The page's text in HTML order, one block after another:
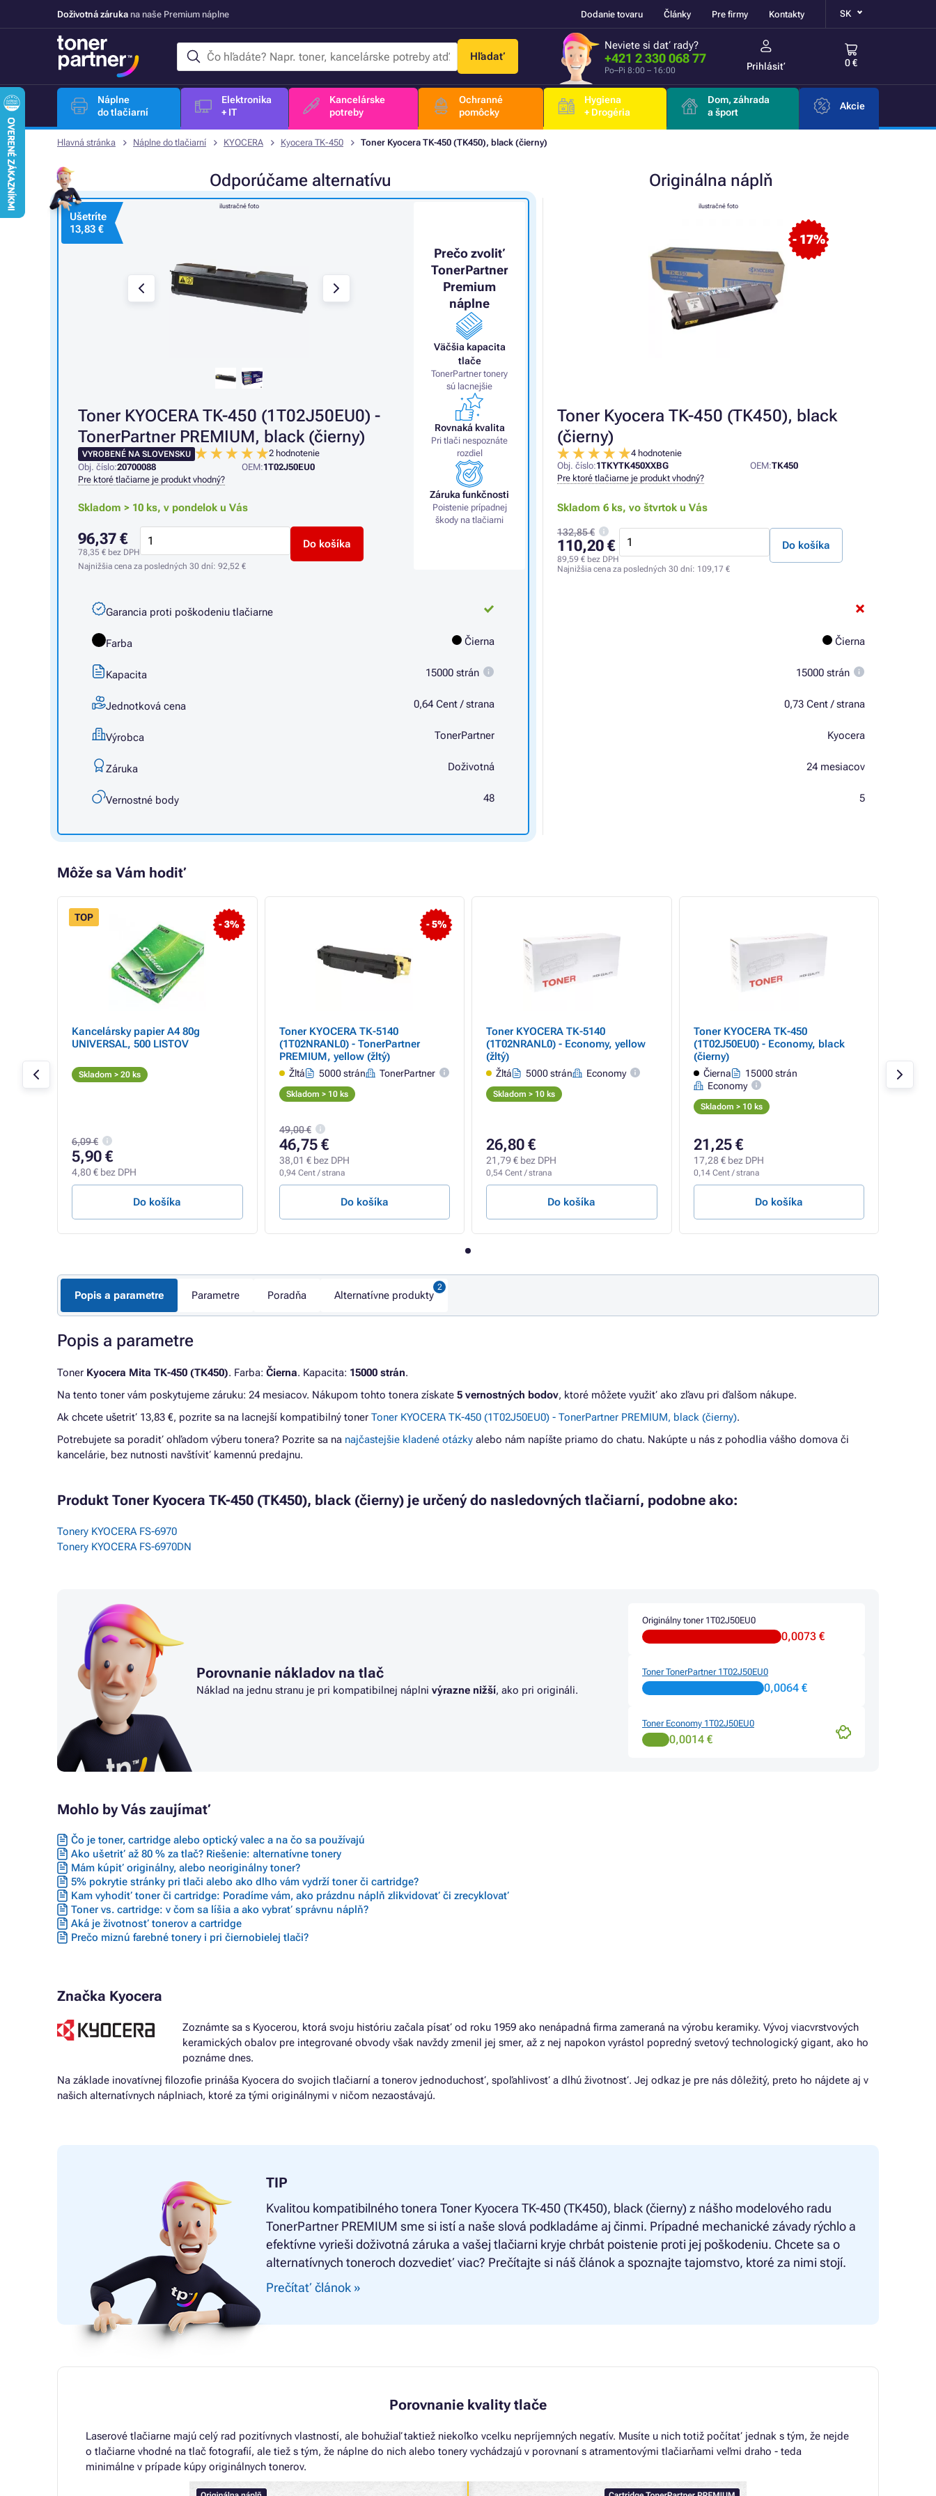
Doživotná záruka na naše Premium náplne Dodanie tovaru Články Pre firmy Kontakty SK
Hľadať
Neviete si dať rady?
+421 2 330 068 77
Po–Pi 8:00 – 16:00 Prihlásiť 0 €
Náplne
do tlačiarní
Elektronika
+ IT
Kancelárske
potreby
Ochranné
pomôcky
Hygiena
+ Drogéria
Dom, záhrada
a šport
Akcie
Hlavná stránka Náplne do tlačiarní KYOCERA Kyocera TK-450 Toner Kyocera TK-450 (TK450), black (čierny)
Odporúčame alternatívu Originálna náplň
ilustračné foto
- 17%
Toner Kyocera TK-450 (TK450), black
(čierny)
4 hodnotenie
Obj. číslo:1TKYTK450XXBG OEM:TK450
Pre ktoré tlačiarne je produkt vhodný?
Skladom 6 ks, vo štvrtok u Vás
132,85 €
110,20 €
89,59 € bez DPH
Do košíka
Najnižšia cena za posledných 30 dní: 109,17 €
Čierna
15000 strán
0,73 Cent / strana
Kyocera
24 mesiacov
5
Prečo zvoliť
TonerPartner
Premium
náplne
Väčšia kapacita
tlače
TonerPartner tonery
sú lacnejšie
Rovnaká kvalita
Pri tlači nespoznáte
rozdiel
Záruka funkčnosti
Poistenie prípadnej
škody na tlačiarni
ilustračné foto
Ušetríte
13,83 €
Toner KYOCERA TK-450 (1T02J50EU0) -
TonerPartner PREMIUM, black (čierny)
VYROBENÉ NA SLOVENSKU
2 hodnotenie
Obj. číslo:20700088 OEM:1T02J50EU0
Pre ktoré tlačiarne je produkt vhodný?
Skladom > 10 ks, v pondelok u Vás
96,37 €
78,35 € bez DPH
Do košíka
Najnižšia cena za posledných 30 dní: 92,52 €
Garancia proti poškodeniu tlačiarne
Farba Čierna
Kapacita 15000 strán
Jednotková cena 0,64 Cent / strana
Výrobca TonerPartner
Záruka Doživotná
Vernostné body 48
Môže sa Vám hodiť
- 3%
TOP
Kancelársky papier A4 80g
UNIVERSAL, 500 LISTOV
Skladom > 20 ks
6,09 €
5,90 €
4,80 € bez DPH
Do košíka
- 5%
Toner KYOCERA TK-5140
(1T02NRANL0) - TonerPartner
PREMIUM, yellow (žltý)
Žltá 5000 strán TonerPartner
Skladom > 10 ks
49,00 €
46,75 €
38,01 € bez DPH
0,94 Cent / strana
Do košíka
Toner KYOCERA TK-5140
(1T02NRANL0) - Economy, yellow
(žltý)
Žltá 5000 strán Economy
Skladom > 10 ks
26,80 €
21,79 € bez DPH
0,54 Cent / strana
Do košíka
Toner KYOCERA TK-450
(1T02J50EU0) - Economy, black
(čierny)
Čierna
15000 strán
Economy
Skladom > 10 ks
21,25 €
17,28 € bez DPH
0,14 Cent / strana
Do košíka
Popis a parametre Parametre Poradňa Alternatívne produkty
Popis a parametre
Toner Kyocera Mita TK-450 (TK450). Farba: Čierna. Kapacita: 15000 strán.
Na tento toner vám poskytujeme záruku: 24 mesiacov. Nákupom tohto tonera získate 5 vernostných bodov, ktoré môžete využiť ako zľavu pri ďalšom nákupe.
Ak chcete ušetriť 13,83 €, pozrite sa na lacnejší kompatibilný toner Toner KYOCERA TK-450 (1T02J50EU0) - TonerPartner PREMIUM, black (čierny).
Potrebujete sa poradiť ohľadom výberu tonera? Pozrite sa na najčastejšie kladené otázky alebo nám napíšte priamo do chatu. Nakúpte u nás z pohodlia vášho domova či
kancelárie, bez nutnosti navštíviť kamennú predajnu.
Produkt Toner Kyocera TK-450 (TK450), black (čierny) je určený do nasledovných tlačiarní, podobne ako:
Tonery KYOCERA FS-6970
Tonery KYOCERA FS-6970DN
Porovnanie nákladov na tlač
Náklad na jednu stranu je pri kompatibilnej náplni výrazne nižší, ako pri origináli.
Originálny toner 1T02J50EU0
0,0073 €
Toner TonerPartner 1T02J50EU0
0,0064 €
Toner Economy 1T02J50EU0
0,0014 €
Mohlo by Vás zaujímať
Čo je toner, cartridge alebo optický valec a na čo sa používajú
Ako ušetriť až 80 % za tlač? Riešenie: alternatívne tonery
Mám kúpiť originálny, alebo neoriginálny toner?
5% pokrytie stránky pri tlači alebo ako dlho vám vydrží toner či cartridge?
Kam vyhodiť toner či cartridge: Poradíme vám, ako prázdnu náplň zlikvidovať či zrecyklovať
Toner vs. cartridge: v čom sa líšia a ako vybrať správnu náplň?
Aká je životnosť tonerov a cartridge
Prečo miznú farebné tonery i pri čiernobielej tlači?
Značka Kyocera
Zoznámte sa s Kyocerou, ktorá svoju históriu začala písať od roku 1959 ako nenápadná firma zameraná na výrobu keramiky. Vývoj viacvrstvových
keramických obalov pre integrované obvody však navždy zmenil jej smer, až z nej napokon vyrástol popredný svetový technologický gigant, ako ho
poznáme dnes.
Na základe inovatívnej filozofie prináša Kyocera do svojich tlačiarní a tonerov jednoduchosť, spoľahlivosť a dlhú životnosť. Jej odkaz je pre nás dôležitý, preto ho nájdete aj v
našich alternatívnych náplniach, ktoré za tými originálnymi v ničom nezaostávajú.
TIP
Kvalitou kompatibilného tonera Toner Kyocera TK-450 (TK450), black (čierny) z nášho modelového radu
TonerPartner PREMIUM sme si istí a naše slová podkladáme aj činmi. Prípadné mechanické závady rýchlo a
efektívne vyrieši doživotná záruka a vašej tlačiarni kryje chrbát poistenie proti jej poškodeniu. Chcete sa o
alternatívnych toneroch dozvedieť viac? Prečítajte si náš článok a spoznajte tajomstvo, ktoré za nimi stojí.
Prečítať článok »
Porovnanie kvality tlače
Laserové tlačiarne majú celý rad pozitívnych vlastností, ale bohužiaľ taktiež niekoľko vcelku nepríjemných negatív. Musíte u nich totiž počítať jednak s tým, že nejde
o tlačiarne vhodné na tlač fotografií, ale tiež s tým, že náplne do nich alebo tonery vychádzajú v porovnaní s atramentovými tlačiarňami veľmi draho - teda
minimálne v prípade kúpy originálnych tonerov.